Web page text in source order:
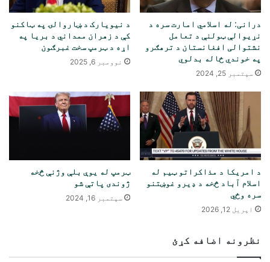
درانی: له اسلامي امارت سره د
نړیوالې ټولنې د تعامل
نشتوالی افغانستان د ترهګرو
په خوندي ځاله بدلوي
سپتمبر 25, 2024
د نیویارک د ښاروالۍ په ټاکنو
کې د زهران ممداني د بریا په
اړه د ټرمپ سخت غبرګون
نوومبر 6, 2025
د امریکا د مذاکراتو ټیم له
اسلام آباد څخه د ډیرو غوښتنو
سره وځي
اپریل 12, 2026
ټرمپ له یوې بلې وژنې څخه
ژوندی پاتې شو
سپتمبر 16, 2024
نظرونه اضافه کړئ